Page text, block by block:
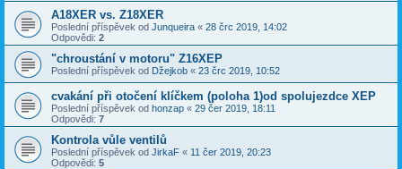
A18XER vs. Z18XER
Poslední příspěvek od Junqueira « 28 črc 2019, 14:02
Odpovědi: 2
"chroustání v motoru" Z16XEP
Poslední příspěvek od Džejkob « 23 črc 2019, 10:52
cvakání při otočení klíčkem (poloha 1)od spolujezdce XEP
Poslední příspěvek od honzap « 29 čer 2019, 18:11
Odpovědi: 7
Kontrola vůle ventilů
Poslední příspěvek od JirkaF « 11 čer 2019, 20:23
Odpovědi: 5